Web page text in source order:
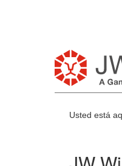
Usted está